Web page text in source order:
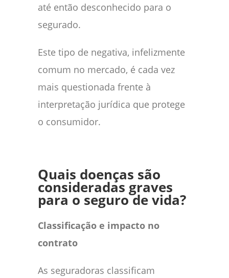
até então desconhecido para o
segurado.
Este tipo de negativa, infelizmente
comum no mercado, é cada vez
mais questionada frente à
interpretação jurídica que protege
o consumidor.
Quais doenças são
consideradas graves
para o seguro de vida?
Classificação e impacto no
contrato
As seguradoras classificam